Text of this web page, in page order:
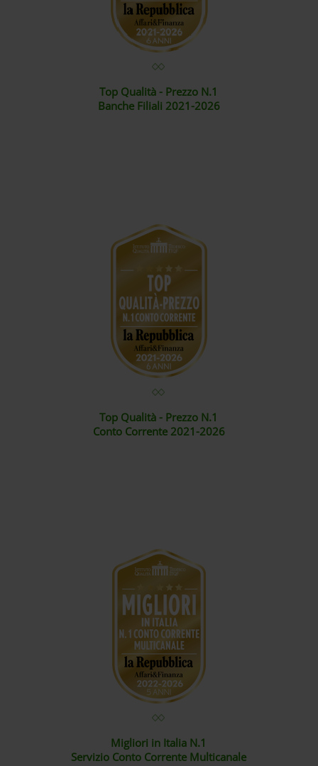
Top Qualità - Prezzo N.1
Banche Filiali 2021-2026
Top Qualità - Prezzo N.1
Conto Corrente 2021-2026
Migliori in Italia N.1
Servizio Conto Corrente Multicanale